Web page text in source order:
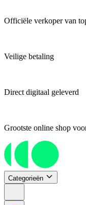
Officiële verkoper van
Veilige betaling
Direct digitaal geleverd
Grootste online shop
Categorieën